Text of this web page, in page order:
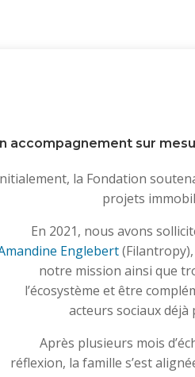
accompagnement sur
la Fondation
projets
En 2021, nous avons
Englebert
notre mission ainsi que
l’écosystème et être
acteurs sociaux
Après plusieurs mois
réflexion, la famille s’est